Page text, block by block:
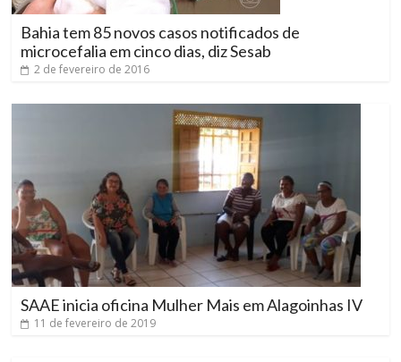
Bahia tem 85 novos casos notificados de
microcefalia em cinco dias, diz Sesab
2 de fevereiro de 2016
SAAE inicia oficina Mulher Mais em Alagoinhas IV
11 de fevereiro de 2019